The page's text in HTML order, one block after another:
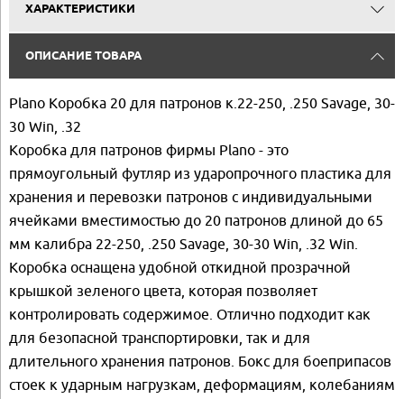
ХАРАКТЕРИСТИКИ
ОПИСАНИЕ ТОВАРА
Plano Коробка 20 для патронов к.22-250, .250 Savage, 30-
30 Win, .32
Коробка для патронов фирмы Plano - это
прямоугольный футляр из ударопрочного пластика для
хранения и перевозки патронов с индивидуальными
ячейками вместимостью до 20 патронов длиной до 65
мм калибра 22-250, .250 Savage, 30-30 Win, .32 Win.
Коробка оснащена удобной откидной прозрачной
крышкой зеленого цвета, которая позволяет
контролировать содержимое. Отлично подходит как
для безопасной транспортировки, так и для
длительного хранения патронов. Бокс для боеприпасов
стоек к ударным нагрузкам, деформациям, колебаниям